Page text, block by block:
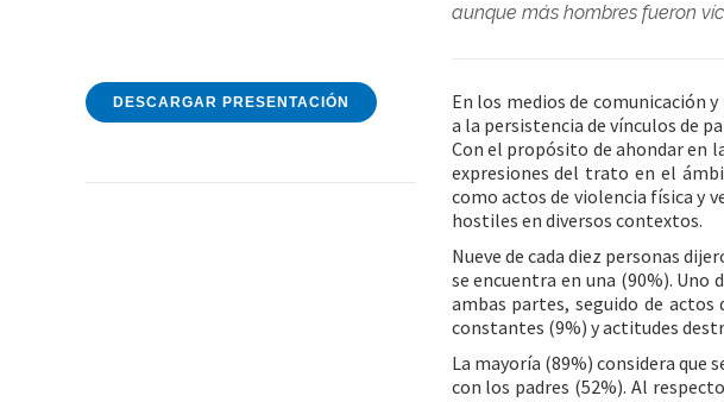
DESCARGAR PRESENTACIÓN
aunque más hombres fueron
En los medios de
a la persistencia de vínculos de
Con el propósito de ahondar en
expresiones del trato en el
como actos de violencia física y
hostiles en diversos contextos.
Nueve de cada diez personas
se encuentra en una (90%).
ambas partes, seguido de
constantes (9%) y actitudes
La mayoría (89%) considera que
con los padres (52%). Al